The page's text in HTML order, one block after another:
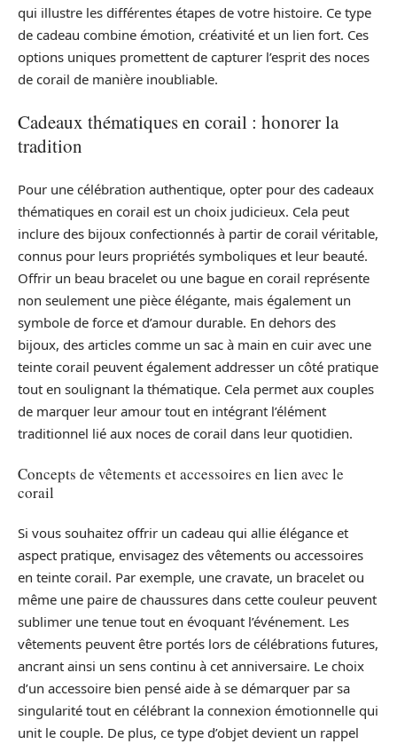
qui illustre les différentes étapes de votre histoire. Ce type
de cadeau combine émotion, créativité et un lien fort. Ces
options uniques promettent de capturer l’esprit des noces
de corail de manière inoubliable.
Cadeaux thématiques en corail : honorer la
tradition
Pour une célébration authentique, opter pour des cadeaux
thématiques en corail est un choix judicieux. Cela peut
inclure des bijoux confectionnés à partir de corail véritable,
connus pour leurs propriétés symboliques et leur beauté.
Offrir un beau bracelet ou une bague en corail représente
non seulement une pièce élégante, mais également un
symbole de force et d’amour durable. En dehors des
bijoux, des articles comme un sac à main en cuir avec une
teinte corail peuvent également addresser un côté pratique
tout en soulignant la thématique. Cela permet aux couples
de marquer leur amour tout en intégrant l’élément
traditionnel lié aux noces de corail dans leur quotidien.
Concepts de vêtements et accessoires en lien avec le
corail
Si vous souhaitez offrir un cadeau qui allie élégance et
aspect pratique, envisagez des vêtements ou accessoires
en teinte corail. Par exemple, une cravate, un bracelet ou
même une paire de chaussures dans cette couleur peuvent
sublimer une tenue tout en évoquant l’événement. Les
vêtements peuvent être portés lors de célébrations futures,
ancrant ainsi un sens continu à cet anniversaire. Le choix
d’un accessoire bien pensé aide à se démarquer par sa
singularité tout en célébrant la connexion émotionnelle qui
unit le couple. De plus, ce type d’objet devient un rappel